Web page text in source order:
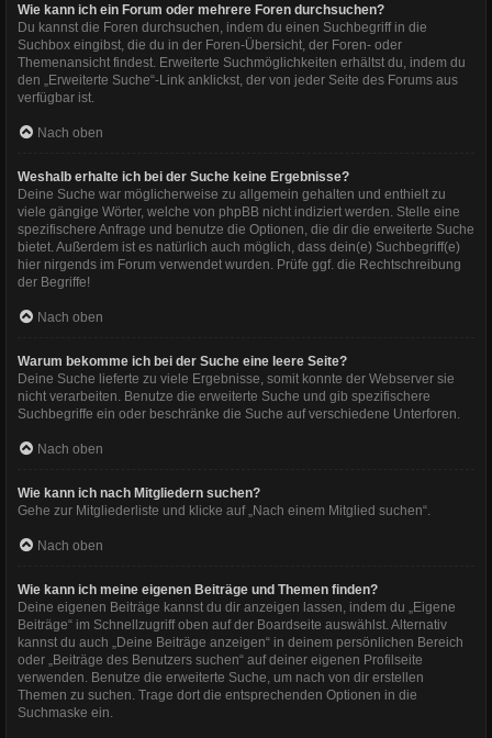
Wie kann ich ein Forum oder mehrere Foren durchsuchen?
Du kannst die Foren durchsuchen, indem du einen Suchbegriff in die
Suchbox eingibst, die du in der Foren-Übersicht, der Foren- oder
Themenansicht findest. Erweiterte Suchmöglichkeiten erhältst du, indem du
den „Erweiterte Suche“-Link anklickst, der von jeder Seite des Forums aus
verfügbar ist.
Nach oben
Weshalb erhalte ich bei der Suche keine Ergebnisse?
Deine Suche war möglicherweise zu allgemein gehalten und enthielt zu
viele gängige Wörter, welche von phpBB nicht indiziert werden. Stelle eine
spezifischere Anfrage und benutze die Optionen, die dir die erweiterte Suche
bietet. Außerdem ist es natürlich auch möglich, dass dein(e) Suchbegriff(e)
hier nirgends im Forum verwendet wurden. Prüfe ggf. die Rechtschreibung
der Begriffe!
Nach oben
Warum bekomme ich bei der Suche eine leere Seite?
Deine Suche lieferte zu viele Ergebnisse, somit konnte der Webserver sie
nicht verarbeiten. Benutze die erweiterte Suche und gib spezifischere
Suchbegriffe ein oder beschränke die Suche auf verschiedene Unterforen.
Nach oben
Wie kann ich nach Mitgliedern suchen?
Gehe zur Mitgliederliste und klicke auf „Nach einem Mitglied suchen“.
Nach oben
Wie kann ich meine eigenen Beiträge und Themen finden?
Deine eigenen Beiträge kannst du dir anzeigen lassen, indem du „Eigene
Beiträge“ im Schnellzugriff oben auf der Boardseite auswählst. Alternativ
kannst du auch „Deine Beiträge anzeigen“ in deinem persönlichen Bereich
oder „Beiträge des Benutzers suchen“ auf deiner eigenen Profilseite
verwenden. Benutze die erweiterte Suche, um nach von dir erstellen
Themen zu suchen. Trage dort die entsprechenden Optionen in die
Suchmaske ein.